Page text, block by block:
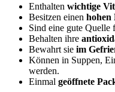
Enthalten wichtige
Besitzen einen hohen
Sind eine gute Quelle
Behalten ihre
Bewahrt sie im
Können in Suppen,
werden.
Einmal geöffnete